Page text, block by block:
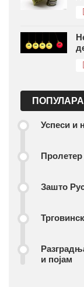
Успеси и
Пролетер
Зашто
и појам